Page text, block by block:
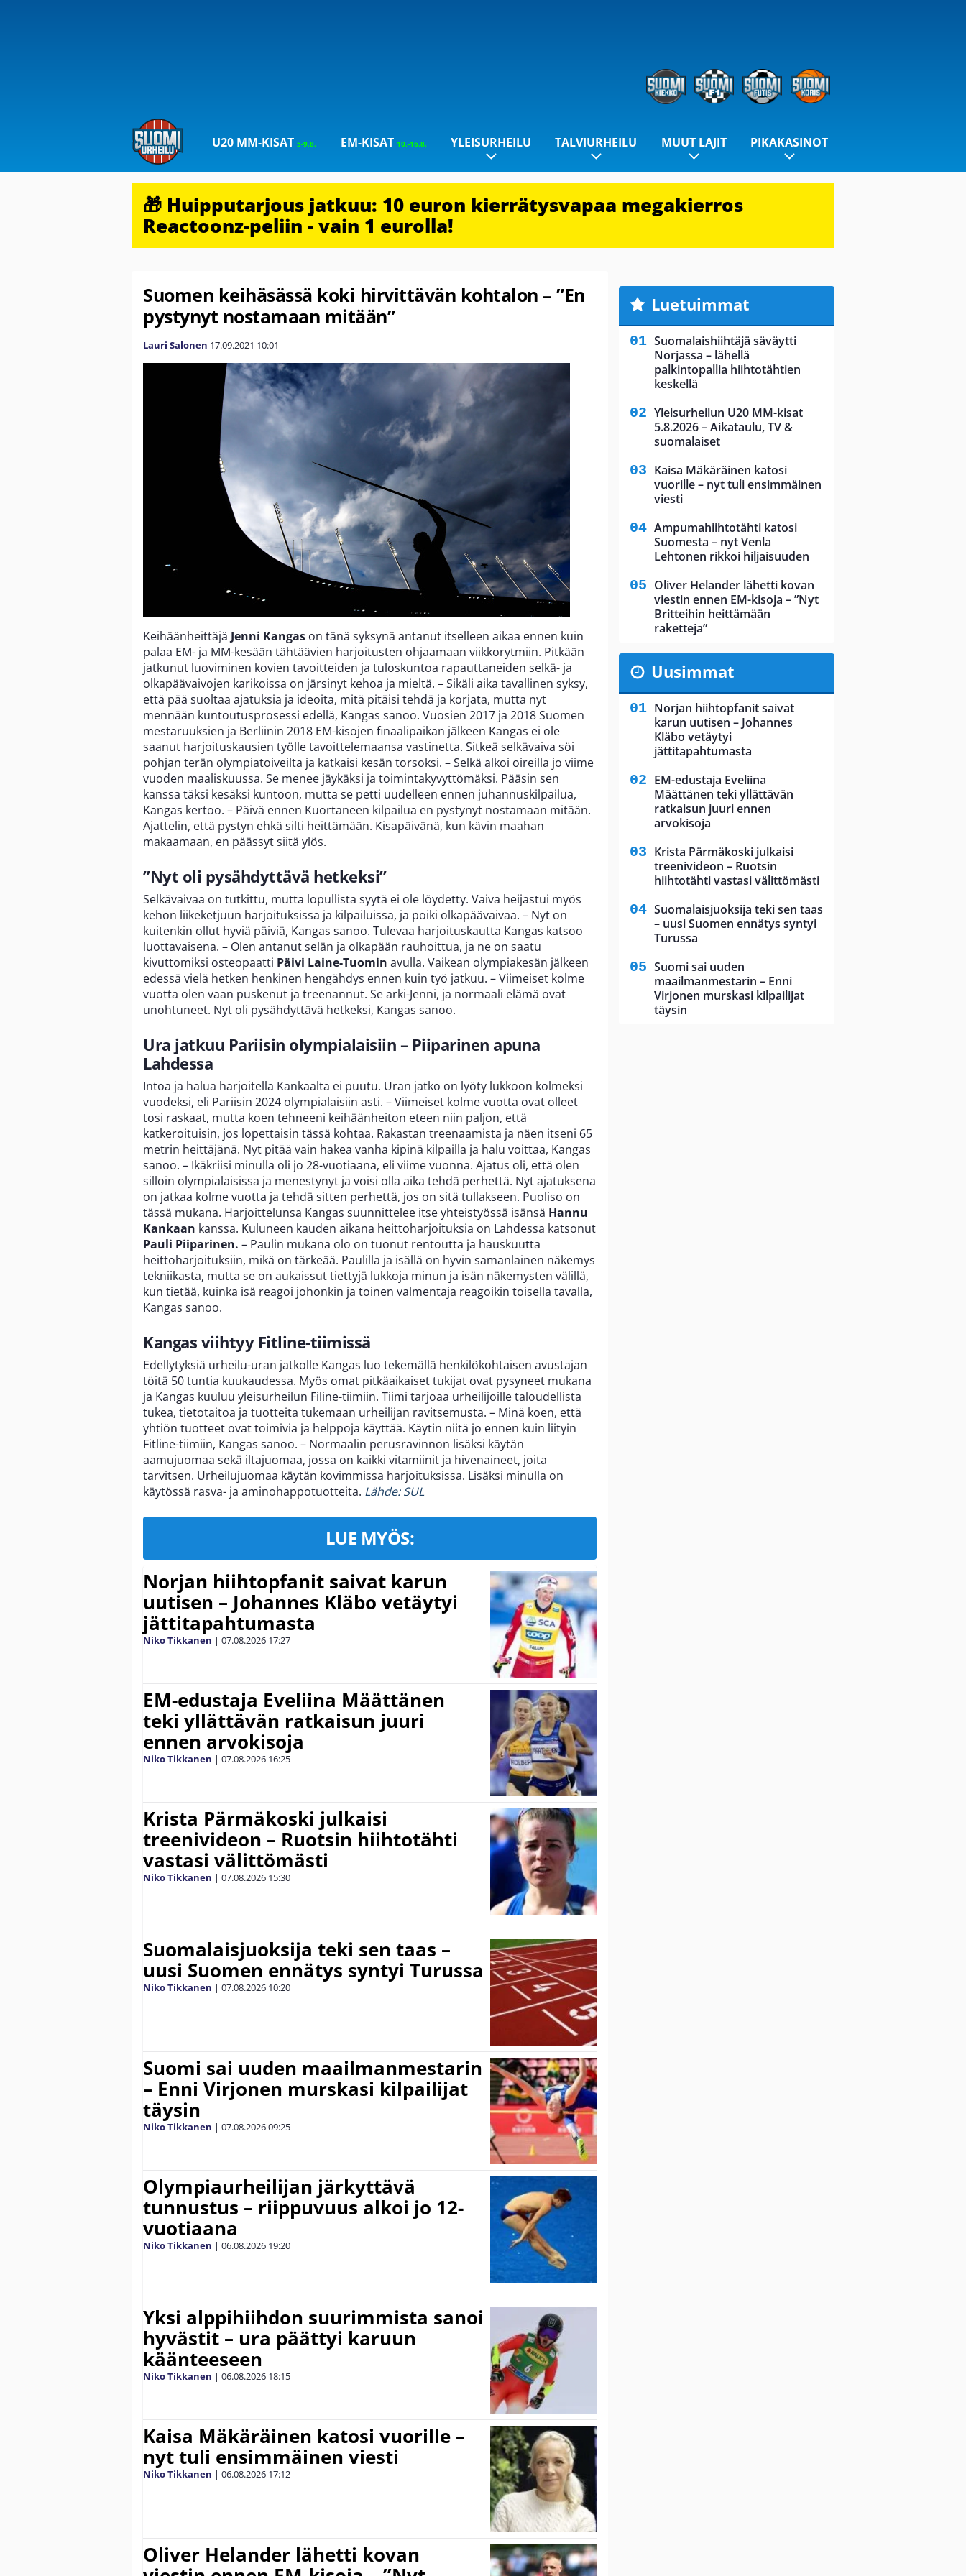
U20 MM-KISAT5-9.8. EM-KISAT 10.-16.8. YLEISURHEILU TALVIURHEILU MUUT LAJIT PIKAKASINOT
🎁 Huipputarjous jatkuu: 10 euron kierrätysvapaa megakierros
Reactoonz-peliin - vain 1 eurolla!
Suomen keihäsässä koki hirvittävän kohtalon – ”En
pystynyt nostamaan mitään”
Lauri Salonen 17.09.2021 10:01
Keihäänheittäjä Jenni Kangas on tänä syksynä antanut itselleen aikaa ennen kuin
palaa EM- ja MM-kesään tähtäävien harjoitusten ohjaamaan viikkorytmiin. Pitkään
jatkunut luoviminen kovien tavoitteiden ja tuloskuntoa rapauttaneiden selkä- ja
olkapäävaivojen karikoissa on järsinyt kehoa ja mieltä. – Sikäli aika tavallinen syksy,
että pää suoltaa ajatuksia ja ideoita, mitä pitäisi tehdä ja korjata, mutta nyt
mennään kuntoutusprosessi edellä, Kangas sanoo. Vuosien 2017 ja 2018 Suomen
mestaruuksien ja Berliinin 2018 EM-kisojen finaalipaikan jälkeen Kangas ei ole
saanut harjoituskausien työlle tavoittelemaansa vastinetta. Sitkeä selkävaiva söi
pohjan terän olympiatoiveilta ja katkaisi kesän torsoksi. – Selkä alkoi oireilla jo viime
vuoden maaliskuussa. Se menee jäykäksi ja toimintakyvyttömäksi. Pääsin sen
kanssa täksi kesäksi kuntoon, mutta se petti uudelleen ennen juhannuskilpailua,
Kangas kertoo. – Päivä ennen Kuortaneen kilpailua en pystynyt nostamaan mitään.
Ajattelin, että pystyn ehkä silti heittämään. Kisapäivänä, kun kävin maahan
makaamaan, en päässyt siitä ylös.
”Nyt oli pysähdyttävä hetkeksi”
Selkävaivaa on tutkittu, mutta lopullista syytä ei ole löydetty. Vaiva heijastui myös
kehon liikeketjuun harjoituksissa ja kilpailuissa, ja poiki olkapäävaivaa. – Nyt on
kuitenkin ollut hyviä päiviä, Kangas sanoo. Tulevaa harjoituskautta Kangas katsoo
luottavaisena. – Olen antanut selän ja olkapään rauhoittua, ja ne on saatu
kivuttomiksi osteopaatti Päivi Laine-Tuomin avulla. Vaikean olympiakesän jälkeen
edessä vielä hetken henkinen hengähdys ennen kuin työ jatkuu. – Viimeiset kolme
vuotta olen vaan puskenut ja treenannut. Se arki-Jenni, ja normaali elämä ovat
unohtuneet. Nyt oli pysähdyttävä hetkeksi, Kangas sanoo.
Ura jatkuu Pariisin olympialaisiin – Piiparinen apuna
Lahdessa
Intoa ja halua harjoitella Kankaalta ei puutu. Uran jatko on lyöty lukkoon kolmeksi
vuodeksi, eli Pariisin 2024 olympialaisiin asti. – Viimeiset kolme vuotta ovat olleet
tosi raskaat, mutta koen tehneeni keihäänheiton eteen niin paljon, että
katkeroituisin, jos lopettaisin tässä kohtaa. Rakastan treenaamista ja näen itseni 65
metrin heittäjänä. Nyt pitää vain hakea vanha kipinä kilpailla ja halu voittaa, Kangas
sanoo. – Ikäkriisi minulla oli jo 28-vuotiaana, eli viime vuonna. Ajatus oli, että olen
silloin olympialaisissa ja menestynyt ja voisi olla aika tehdä perhettä. Nyt ajatuksena
on jatkaa kolme vuotta ja tehdä sitten perhettä, jos on sitä tullakseen. Puoliso on
tässä mukana. Harjoittelunsa Kangas suunnittelee itse yhteistyössä isänsä Hannu
Kankaan kanssa. Kuluneen kauden aikana heittoharjoituksia on Lahdessa katsonut
Pauli Piiparinen. – Paulin mukana olo on tuonut rentoutta ja hauskuutta
heittoharjoituksiin, mikä on tärkeää. Paulilla ja isällä on hyvin samanlainen näkemys
tekniikasta, mutta se on aukaissut tiettyjä lukkoja minun ja isän näkemysten välillä,
kun tietää, kuinka isä reagoi johonkin ja toinen valmentaja reagoikin toisella tavalla,
Kangas sanoo.
Kangas viihtyy Fitline-tiimissä
Edellytyksiä urheilu-uran jatkolle Kangas luo tekemällä henkilökohtaisen avustajan
töitä 50 tuntia kuukaudessa. Myös omat pitkäaikaiset tukijat ovat pysyneet mukana
ja Kangas kuuluu yleisurheilun Filine-tiimiin. Tiimi tarjoaa urheilijoille taloudellista
tukea, tietotaitoa ja tuotteita tukemaan urheilijan ravitsemusta. – Minä koen, että
yhtiön tuotteet ovat toimivia ja helppoja käyttää. Käytin niitä jo ennen kuin liityin
Fitline-tiimiin, Kangas sanoo. – Normaalin perusravinnon lisäksi käytän
aamujuomaa sekä iltajuomaa, jossa on kaikki vitamiinit ja hivenaineet, joita
tarvitsen. Urheilujuomaa käytän kovimmissa harjoituksissa. Lisäksi minulla on
käytössä rasva- ja aminohappotuotteita. Lähde: SUL
LUE MYÖS:
Norjan hiihtopfanit saivat karun
uutisen – Johannes Kläbo vetäytyi
jättitapahtumasta
Niko Tikkanen | 07.08.2026 17:27
EM-edustaja Eveliina Määttänen
teki yllättävän ratkaisun juuri
ennen arvokisoja
Niko Tikkanen | 07.08.2026 16:25
Krista Pärmäkoski julkaisi
treenivideon – Ruotsin hiihtotähti
vastasi välittömästi
Niko Tikkanen | 07.08.2026 15:30
Suomalaisjuoksija teki sen taas –
uusi Suomen ennätys syntyi Turussa
Niko Tikkanen | 07.08.2026 10:20
Suomi sai uuden maailmanmestarin
– Enni Virjonen murskasi kilpailijat
täysin
Niko Tikkanen | 07.08.202609:25
Olympiaurheilijan järkyttävä
tunnustus – riippuvuus alkoi jo 12-
vuotiaana
Niko Tikkanen | 06.08.2026 19:20
Yksi alppihiihdon suurimmista sanoi
hyvästit – ura päättyi karuun
käänteeseen
Niko Tikkanen | 06.08.2026 18:15
Kaisa Mäkäräinen katosi vuorille –
nyt tuli ensimmäinen viesti
Niko Tikkanen | 06.08.2026 17:12
Oliver Helander lähetti kovan
Luetuimmat
Suomalaishiihtäjä säväytti
Norjassa – lähellä
palkintopallia hiihtotähtien
keskellä
Yleisurheilun U20 MM-kisat
5.8.2026 – Aikataulu, TV &
suomalaiset
Kaisa Mäkäräinen katosi
vuorille – nyt tuli ensimmäinen
viesti
Ampumahiihtotähti katosi
Suomesta – nyt Venla
Lehtonen rikkoi hiljaisuuden
Oliver Helander lähetti kovan
viestin ennen EM-kisoja – ”Nyt
Britteihin heittämään
raketteja”
Uusimmat
Norjan hiihtopfanit saivat
karun uutisen – Johannes
Kläbo vetäytyi
jättitapahtumasta
EM-edustaja Eveliina
Määttänen teki yllättävän
ratkaisun juuri ennen
arvokisoja
Krista Pärmäkoski julkaisi
treenivideon – Ruotsin
hiihtotähti vastasi välittömästi
Suomalaisjuoksija teki sen taas
– uusi Suomen ennätys syntyi
Turussa
Suomi sai uuden
maailmanmestarin – Enni
Virjonen murskasi kilpailijat
täysin